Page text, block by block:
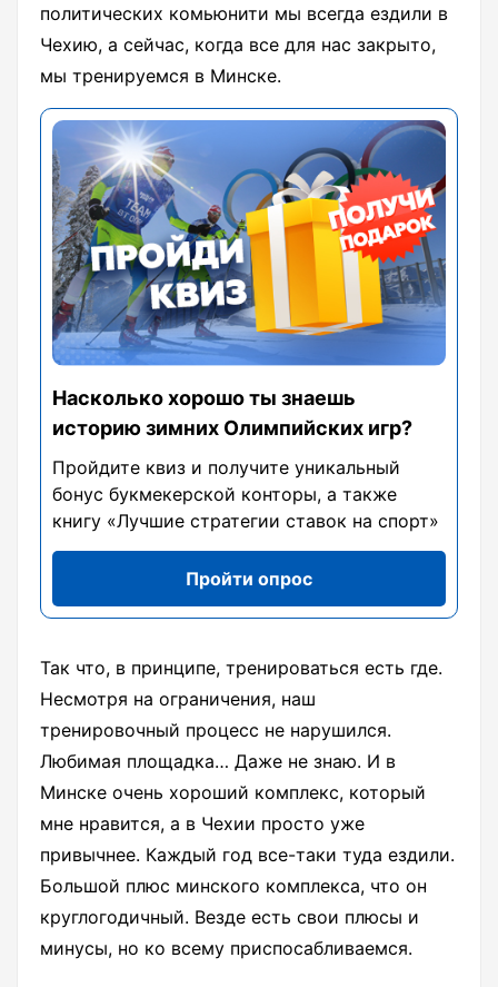
политических комьюнити мы всегда ездили в
Чехию, а сейчас, когда все для нас закрыто,
мы тренируемся в Минске.
Насколько хорошо ты знаешь
историю зимних Олимпийских игр?
Пройдите квиз и получите уникальный
бонус букмекерской конторы, а также
книгу «Лучшие стратегии ставок на спорт»
Пройти опрос
Так что, в принципе, тренироваться есть где.
Несмотря на ограничения, наш
тренировочный процесс не нарушился.
Любимая площадка… Даже не знаю. И в
Минске очень хороший комплекс, который
мне нравится, а в Чехии просто уже
привычнее. Каждый год все-таки туда ездили.
Большой плюс минского комплекса, что он
круглогодичный. Везде есть свои плюсы и
минусы, но ко всему приспосабливаемся.